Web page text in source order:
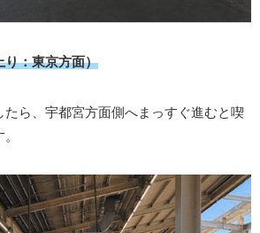
り：東京方面）
たら、宇都宮方面側へまっすぐ進むと喫